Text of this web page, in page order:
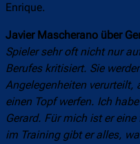
Enrique.
Javier Mascherano über
Spieler sehr oft nicht nur
Berufes kritisiert. Sie
Angelegenheiten verurteilt,
einen Topf werfen. Ich
Gerard. Für mich ist er
im Training gibt er alles,